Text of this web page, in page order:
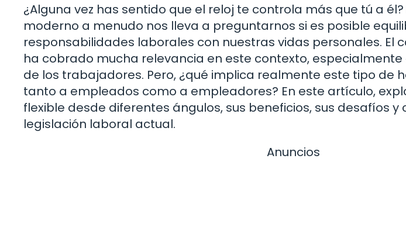
¿Alguna vez has sentido que el reloj te controla más que tú a
moderno a menudo nos lleva a preguntarnos si es posible
responsabilidades laborales con nuestras vidas personales. El
ha cobrado mucha relevancia en este contexto,
de los trabajadores. Pero, ¿qué implica realmente este tipo de
tanto a empleados como a empleadores? En este artículo,
flexible desde diferentes ángulos, sus beneficios, sus desafíos
legislación laboral actual.
Anuncios